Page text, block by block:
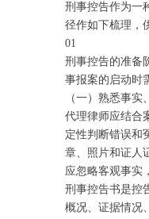
刑事控告作为一
径作如下梳理，
01
刑事控告的准备
事报案的启动时
（一）熟悉事实
代理律师应结合
定性判断错误和
章、照片和证人
应忽略客观事实
刑事控告书是控
概况、证据情况